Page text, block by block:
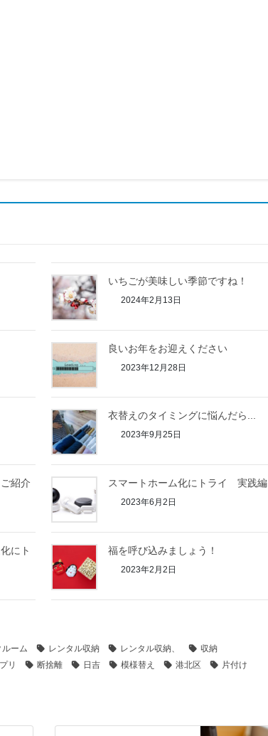
いちごが美味しい季節ですね！
2024年2月13日
良いお年をお迎えください
2023年12月28日
衣替えのタイミングに悩んだら...
2023年9月25日
紹介 スマートホーム化にトライ 実践編
2023年6月2日
にト
福を呼び込みましょう！
2023年2月2日
ルーム レンタル収納 レンタル収納、
収納
リ 断捨離 日吉 模様替え 港北区
片付け